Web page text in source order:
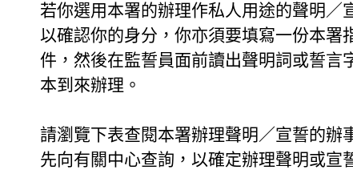
若你選用本署的辦理作私人用途的聲明
以確認你的身分，你亦須要填寫一份本署
件，然後在監誓員面前讀出聲明詞或誓言
本到來辦理。
請瀏覽下表查閱本署辦理聲明／宣誓的辦
先向有關中心查詢，以確定辦理聲明或